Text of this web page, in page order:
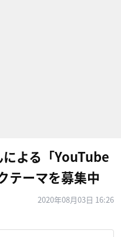
よる「YouTube
テーマを募集中
2020年08月03日 16:26